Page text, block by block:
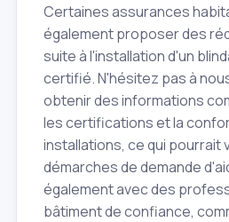
Certaines assurances
également proposer des
suite à l'installation d'un
certifié. N'hésitez pas à
obtenir des informations
les certifications et la
installations, ce qui pourrait
démarches de demande
également avec des
bâtiment de confiance,